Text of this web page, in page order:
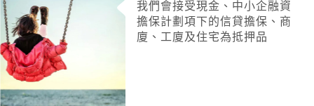
我們會接受現金、中小企融資
擔保計劃項下的信貸擔保、商
廈、工廈及住宅為抵押品